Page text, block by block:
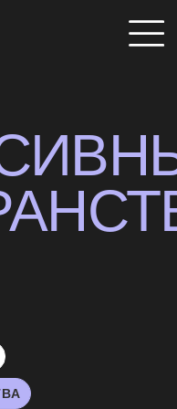
ГЛАВНАЯ
ПРОЕКТЫ
КОМАНДА
БЛОГ
СМИ О НАС